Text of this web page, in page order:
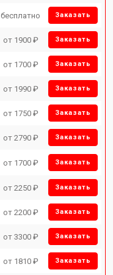
бесплатно Заказать
от 1900 ₽ Заказать
от 1700 ₽ Заказать
от 1990 ₽ Заказать
от 1750 ₽ Заказать
от 2790 ₽ Заказать
от 1700 ₽ Заказать
от 2250 ₽ Заказать
от 2200 ₽ Заказать
от 3300 ₽ Заказать
от 1810 ₽ Заказать